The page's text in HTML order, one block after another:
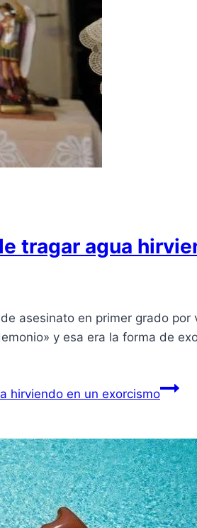
tragar agua
asesinato en primer grado
y esa era la forma de
hirviendo en un exorcismo